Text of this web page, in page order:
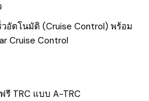
อัตโนมัติ (Cruise Control) พร้อม
Cruise Control
TRC แบบ A-TRC